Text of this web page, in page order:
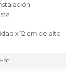
x 12 cm de alto
m